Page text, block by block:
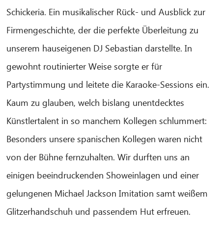
Schickeria. Ein musikalischer Rück- und Ausblick zur
Firmengeschichte, der die perfekte Überleitung zu
unserem hauseigenen DJ Sebastian darstellte. In
gewohnt routinierter Weise sorgte er für
Partystimmung und leitete die Karaoke-Sessions ein.
Kaum zu glauben, welch bislang unentdecktes
Künstlertalent in so manchem Kollegen schlummert:
Besonders unsere spanischen Kollegen waren nicht
von der Bühne fernzuhalten. Wir durften uns an
einigen beeindruckenden Showeinlagen und einer
gelungenen Michael Jackson Imitation samt weißem
Glitzerhandschuh und passendem Hut erfreuen.